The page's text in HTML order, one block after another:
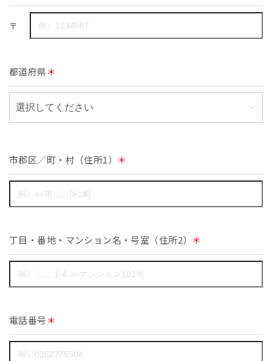
〒
都道府県＊
市郡区／町・村（住所1） ＊
丁目・番地・マンション名・号室（住所2） ＊
電話番号＊